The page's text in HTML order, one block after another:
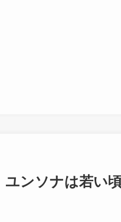
ユンソナは若い